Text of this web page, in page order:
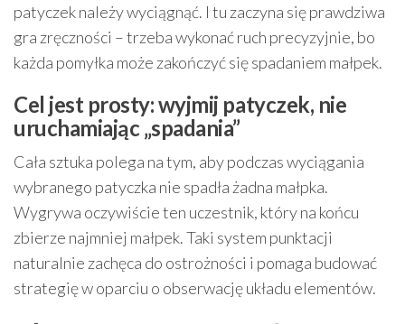
patyczek należy wyciągnąć. I tu zaczyna się prawdziwa
gra zręczności – trzeba wykonać ruch precyzyjnie, bo
każda pomyłka może zakończyć się spadaniem małpek.
Cel jest prosty: wyjmij patyczek, nie
uruchamiając „spadania”
Cała sztuka polega na tym, aby podczas wyciągania
wybranego patyczka nie spadła żadna małpka.
Wygrywa oczywiście ten uczestnik, który na końcu
zbierze najmniej małpek. Taki system punktacji
naturalnie zachęca do ostrożności i pomaga budować
strategię w oparciu o obserwację układu elementów.